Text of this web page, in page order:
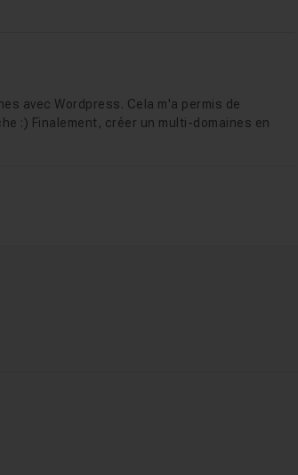
avec Wordpress. Cela m'a permis de
:) Finalement, créer un multi-domaines en